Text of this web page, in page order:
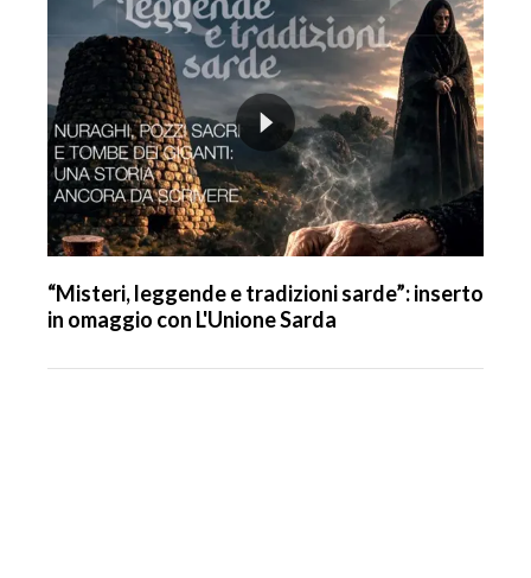
“Misteri, leggende e tradizioni sarde”: inserto
in omaggio con L'Unione Sarda